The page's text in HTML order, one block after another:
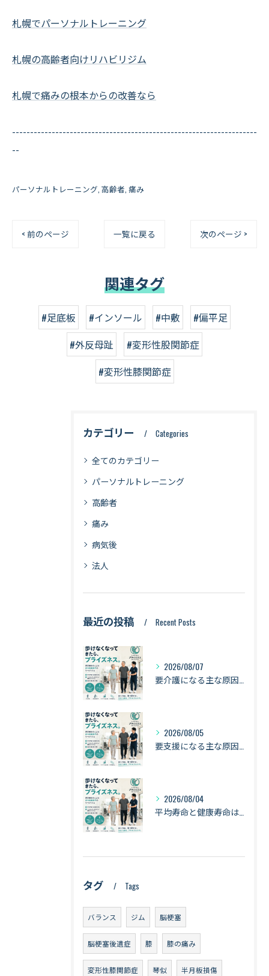
札幌でパーソナルトレーニング
札幌の高齢者向けリハビリジム
札幌で痛みの根本からの改善なら
--------------------------------------------------------------------
--
パーソナルトレーニング 高齢者 痛み
< 前のページ 一覧に戻る 次のページ >
関連タグ
#足底板 #インソール #中敷
#偏平足
#外反母趾
#変形性股関節症
#変形性膝関節症
カテゴリー Categories
全てのカテゴリー
パーソナルトレーニング
高齢者
痛み
病気後
法人
最近の投稿 Recent Posts
2026/08/07
要介護になる主な原因は「認知症・骨折・転倒・衰弱」｜健康寿命を守るために身体を動かし続ける理由【札幌・琴似】
2026/08/05
要支援になる主な原因は「衰弱・関節疾患・骨折・転倒」｜健康寿命を守るために知っておきたい身体のサイン【札幌・琴似】
2026/08/04
平均寿命と健康寿命は同じではない｜長生きできても「元気に暮らせる期間」とは【札幌・琴似】
タグ Tags
バランス ジム 脳梗塞
脳梗塞後遺症 膝 膝の痛み
変形性膝関節症 琴似 半月板損傷